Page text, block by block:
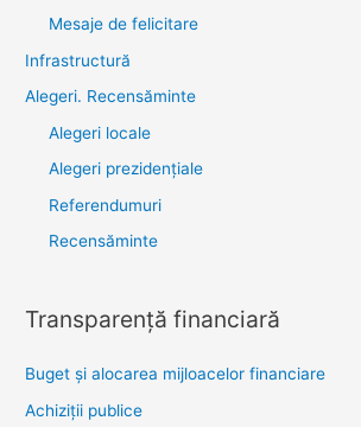
Mesaje de felicitare
Infrastructură
Alegeri. Recensăminte
Alegeri locale
Alegeri prezidențiale
Referendumuri
Recensăminte
Transparenţă financiară
Buget și alocarea mijloacelor financiare
Achiziţii publice